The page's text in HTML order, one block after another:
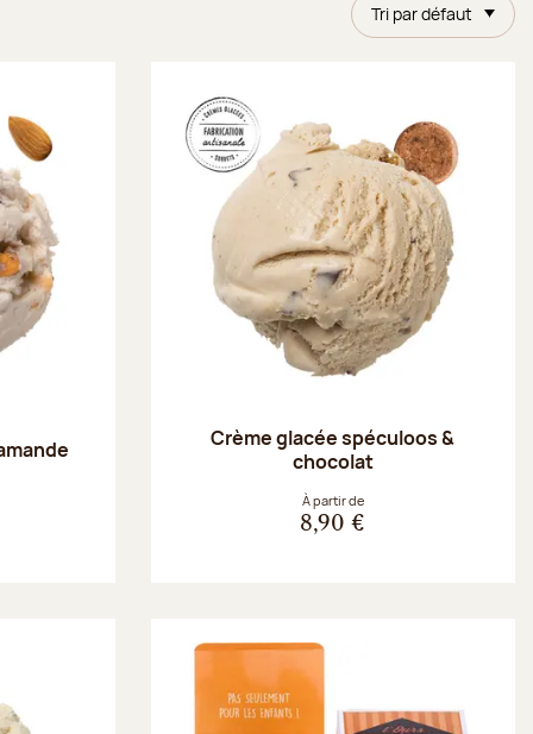
Tri par défaut
Crème glacée spéculoos &
chocolat
À partir de
8,90 €